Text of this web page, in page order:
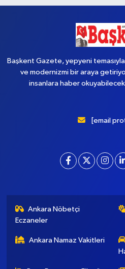
Başkent Gazete, yepyeni
ve modernizmi bir araya
insanlara haber
[email
Ankara Nöbetçi
Eczaneler
Ankara Namaz Vakitleri